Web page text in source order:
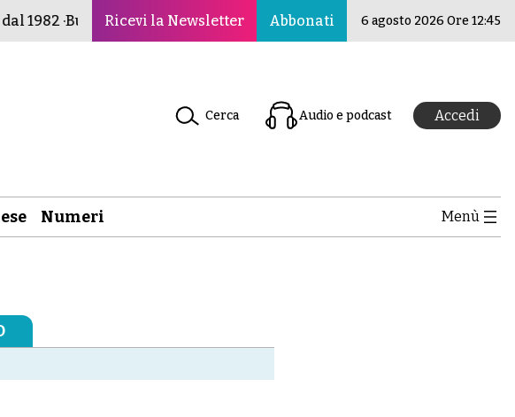
·Buddismo per la pace, la cultura e l’educazione ·Il Nuovo
Ricevi la Newsletter Abbonati 6 agosto 2026 Ore 12:45
Cerca Audio e podcast Accedi
Numeri Menù